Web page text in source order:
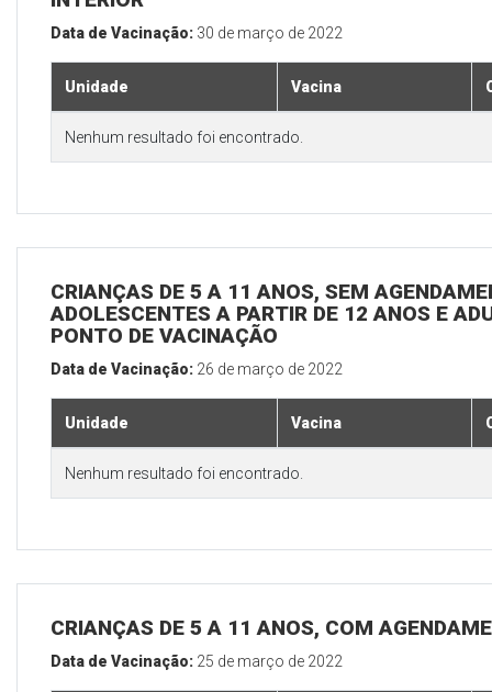
Data de Vacinação: 30 de março de 2022
Unidade Vacina
Nenhum resultado foi encontrado.
CRIANÇAS DE 5 A 11 ANOS, SEM
ADOLESCENTES A PARTIR DE 12 ANOS E
PONTO DE VACINAÇÃO
Data de Vacinação: 26 de março de 2022
Unidade Vacina
Nenhum resultado foi encontrado.
CRIANÇAS DE 5 A 11 ANOS, COM
Data de Vacinação: 25 de março de 2022